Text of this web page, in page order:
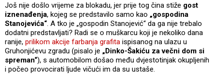
Još nije došlo vrijeme za blokadu, jer prije tog čina stiže gost
iznenađenja, kojeg se predstavilo samo kao „gospodina
Stanojevića“. A tko je „gospodin Stanojević“ da ga nije trebalo
dodatni predstavljati? Radi se o muškarcu koji je nekoliko dana
ranije, prilikom akcije farbanja grafita ispisanog na ulazu u
Gruhonjićevu zgradu (pisalo je „Dinko-Šakiću za večni dom si
spreman“), s automobilom došao među dvjestotinjak okupljenih
i počeo provocirati ljude vičući im da su ustaše.